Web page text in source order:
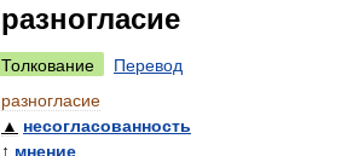
разногласие
Толкование
Перевод
разногласие
▲ несогласованность
↑ мнение